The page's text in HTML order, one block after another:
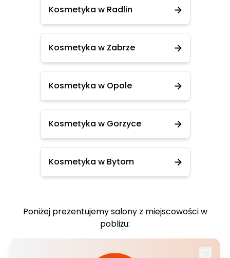
Kosmetyka w Radlin
Kosmetyka w Zabrze
Kosmetyka w Opole
Kosmetyka w Gorzyce
Kosmetyka w Bytom
Poniżej prezentujemy salony z miejscowości w
pobliżu: